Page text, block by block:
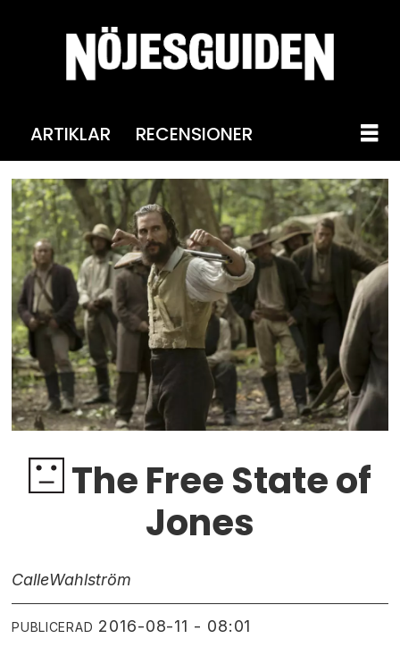
ARTIKLAR RECENSIONER
The Free State of
Jones
CalleWahlström
PUBLICERAD 2016-08-11 - 08:01